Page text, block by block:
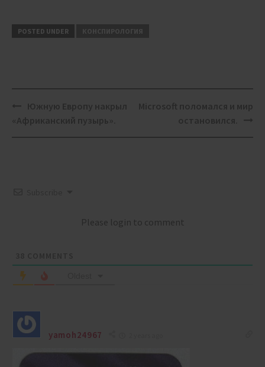
POSTED UNDER КОНСПИРОЛОГИЯ
Post
Please login to comment
yamoh24967